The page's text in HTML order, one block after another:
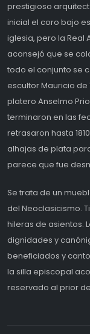
prestigioso
inicial el coro bajo
iglesia, pero la Real
aconsejó que se
todo el conjunto se
escultor Mauricio de
platero Anselmo
terminaron en las
retrasaron hasta
alhajas de plata
parece que fue
Se trata de un
del Neoclasicismo.
hileras de asientos.
dignidades y
beneficiados y
la silla episcopal
reservado al prior